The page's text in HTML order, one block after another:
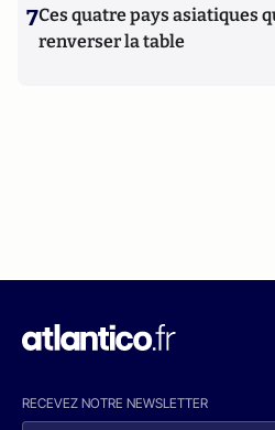
7Ces quatre pays asiatiques
renverser la table
RECEVEZ NOTRE NEWSLETTER